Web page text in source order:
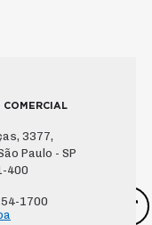
COMERCIAL
3377,
Paulo - SP
400
1700